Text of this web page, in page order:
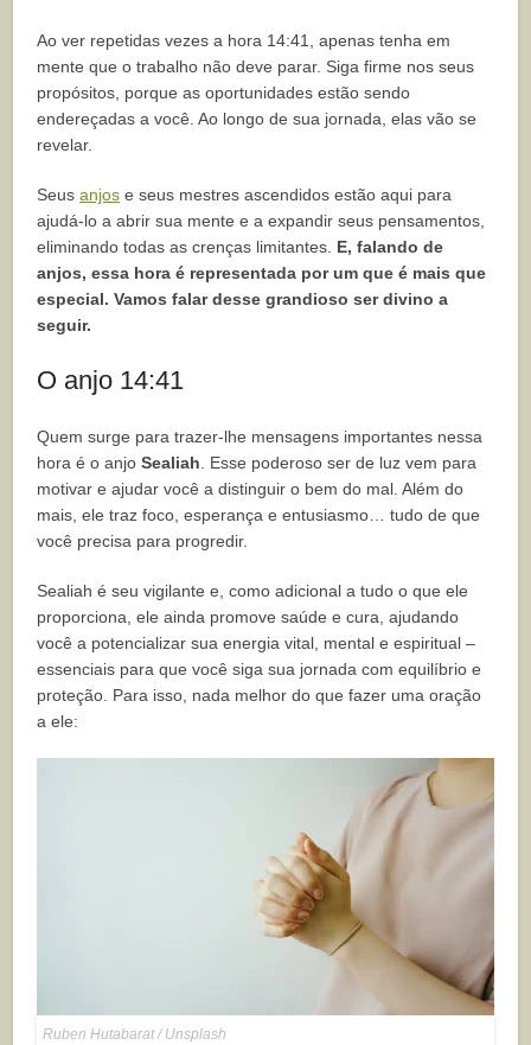
Ao ver repetidas vezes a hora 14:41, apenas tenha em
mente que o trabalho não deve parar. Siga firme nos seus
propósitos, porque as oportunidades estão sendo
endereçadas a você. Ao longo de sua jornada, elas vão se
revelar.
Seusanjos e seus mestres ascendidos estão aqui para
ajudá-lo a abrir sua mente e a expandir seus pensamentos,
eliminando todas as crenças limitantes. E, falando de
anjos, essa hora é representada por um que é mais que
especial. Vamos falar desse grandioso ser divino a
seguir.
O anjo 14:41
Quem surge para trazer-lhe mensagens importantes nessa
hora é o anjoSealiah . Esse poderoso ser de luz vem para
motivar e ajudar você a distinguir o bem do mal. Além do
mais, ele traz foco, esperança e entusiasmo… tudo de que
você precisa para progredir.
Sealiah é seu vigilante e, como adicional a tudo o que ele
proporciona, ele ainda promove saúde e cura, ajudando
você a potencializar sua energia vital, mental e espiritual –
essenciais para que você siga sua jornada com equilíbrio e
proteção. Para isso, nada melhor do que fazer uma oração
a ele:
Ruben Hutabarat / Unsplash